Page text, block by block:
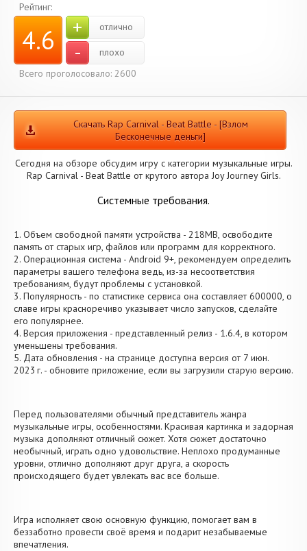
Рейтинг:
4.6 + отлично
-
плохо
Всего проголосовало: 2600
Скачать Rap Carnival - Beat Battle - [Взлом
Бесконечные деньги]
Сегодня на обзоре обсудим игру с категории музыкальные игры.
Rap Carnival - Beat Battle от крутого автора Joy Journey Girls.
Системные требования.
1. Объем свободной памяти устройства - 218MB, освободите
память от старых игр, файлов или программ для корректного.
2. Операционная система - Android 9+, рекомендуем определить
параметры вашего телефона ведь, из-за несоответствия
требованиям, будут проблемы с установкой.
3. Популярность - по статистике сервиса она составляет 600000, о
cлаве игры красноречиво указывает число запусков, сделайте
его популярнее.
4. Версия приложения - представленный релиз - 1.6.4, в котором
уменьшены требования.
5. Дата обновления - на странице доступна версия от 7 июн.
2023 г. - обновите приложение, если вы загрузили старую версию.
Перед пользователями обычный представитель жанра
музыкальные игры, особенностями. Красивая картинка и задорная
музыка дополняют отличный сюжет. Хотя сюжет достаточно
необычный, играть одно удовольствие. Неплохо продуманные
уровни, отлично дополняют друг друга, а скорость
происходящего будет увлекать вас все больше.
Игра исполняет свою основную функцию, помогает вам в
беззаботно провести своё время и подарит незабываемые
впечатления.